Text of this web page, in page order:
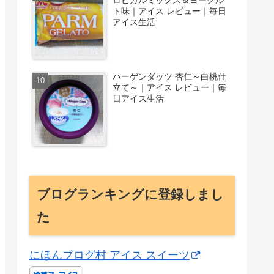
ト味｜アイス レビュー｜毎日
アイス生活
ハーゲンダッツ 杏仁～白桃仕
立て～｜アイス レビュー｜毎
日アイス生活
ブログランキングに登録しまし
た
にほんブログ村 アイス スイーツ